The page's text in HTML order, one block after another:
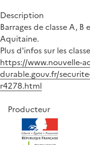
Description
Barrages de classe A,
Aquitaine.
Plus d'infos sur les
https://www.nouvelle-
durable.gouv.fr/
r4278.html
Producteur